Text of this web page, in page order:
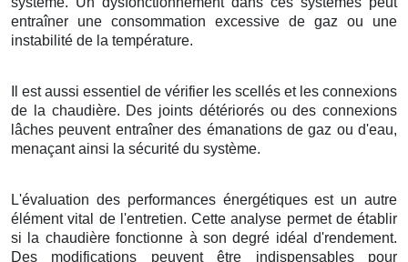
entraîner une consommation excessive de gaz ou une
instabilité de la température.
Il est aussi essentiel de vérifier les scellés et les connexions
de la chaudière. Des joints détériorés ou des connexions
lâches peuvent entraîner des émanations de gaz ou d'eau,
menaçant ainsi la sécurité du système.
L'évaluation des performances énergétiques est un autre
élément vital de l'entretien. Cette analyse permet de établir
si la chaudière fonctionne à son degré idéal d'rendement.
Des modifications peuvent être indispensables pour